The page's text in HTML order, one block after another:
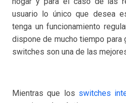
usuario lo único que desea
tenga un funcionamiento
dispone de mucho tiempo para
switches son una de las
Mientras que los switches